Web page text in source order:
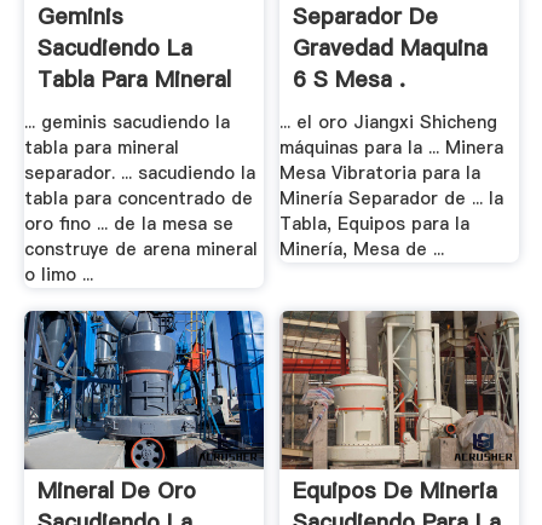
Geminis
Sacudiendo La
Tabla Para Mineral
Separador
... geminis sacudiendo la
tabla para mineral
separador. ... sacudiendo la
tabla para concentrado de
oro fino ... de la mesa se
construye de arena mineral
o limo ...
Separador De
Gravedad Maquina
6 S Mesa .
... el oro Jiangxi Shicheng
máquinas para la ... Minera
Mesa Vibratoria para la
Minería Separador de ... la
Tabla, Equipos para la
Minería, Mesa de ...
Mineral De Oro
Equipos De Mineria